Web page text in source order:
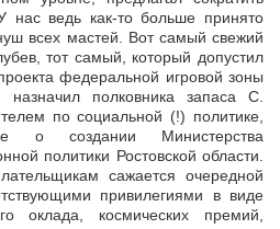
нас ведь как-то больше принято
всех мастей. Вот самый свежий
тот самый, который допустил
федеральной игровой зоны
полковника запаса C.
по социальной (!) политике,
о создании Министерства
политики Ростовской области.
сажается очередной
привилегиями в виде
оклада, космических премий,